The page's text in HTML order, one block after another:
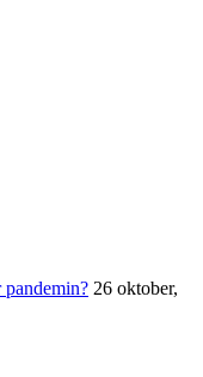
26 oktober,